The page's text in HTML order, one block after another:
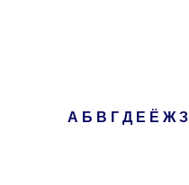
А Б В Г Д Е Ё Ж З